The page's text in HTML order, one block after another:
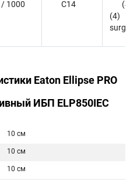
1000 C14
(4)
(4)
surge
Eaton Ellipse PRO
ИБП ELP850IEC
10 см
10 см
10 см